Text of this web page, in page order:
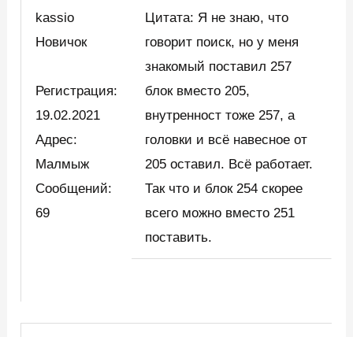
kassio
Новичок
Регистрация:
19.02.2021
Адрес:
Малмыж
Сообщений:
69
Цитата: Я не знаю, что
говорит поиск, но у меня
знакомый поставил 257
блок вместо 205,
внутренност тоже 257, а
головки и всё навесное от
205 оставил. Всё работает.
Так что и блок 254 скорее
всего можно вместо 251
поставить.